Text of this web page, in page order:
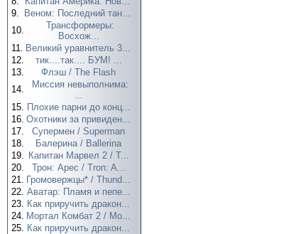
9.
Веном: Последний тан...
10.
Трансформеры:
Восхож...
11. Великий уравнитель 3...
12.
тик....так.... БУМ! ...
13.
Флэш / The Flash
14.
Миссия невыполнима:
...
15. Плохие парни до конц...
16. Охотники за привиден...
17.
Супермен / Superman
18.
Балерина / Ballerina
19. Капитан Марвел 2 / T...
20.
Трон: Арес / Tron: A...
21. Громовержцы* / Thund...
22. Аватар: Пламя и пепе...
23. Как приручить дракон...
24. Мортал Комбат 2 / Mo...
25. Как приручить дракон...